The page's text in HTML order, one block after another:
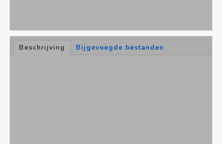
Beschrijving Bijgevoegde bestanden